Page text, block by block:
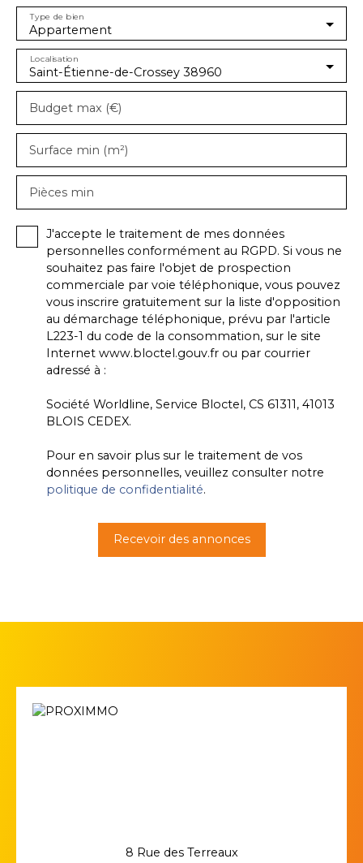
Appartement
Type de bien
Saint-Étienne-de-Crossey 38960
Localisation
Budget max (€)
Surface min (m²)
Pièces min
J'accepte le traitement de mes données
personnelles conformément au RGPD. Si vous ne
souhaitez pas faire l'objet de prospection
commerciale par voie téléphonique, vous pouvez
vous inscrire gratuitement sur la liste d'opposition
au démarchage téléphonique, prévu par l'article
L223-1 du code de la consommation, sur le site
Internet www.bloctel.gouv.fr ou par courrier
adressé à :
Société Worldline, Service Bloctel, CS 61311, 41013
BLOIS CEDEX.
Pour en savoir plus sur le traitement de vos
données personnelles, veuillez consulter notre
politique de confidentialité.
Recevoir des annonces
8 Rue des Terreaux